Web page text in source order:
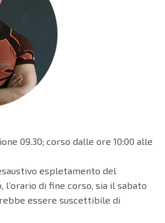
09.30; corso dalle ore 10:00 alle
espletamento del
l’orario di fine corso, sia il sabato
essere suscettibile di